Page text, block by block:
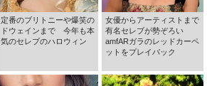
定番のブリトニーや爆笑の
ドウェインまで 今年も本
気のセレブのハロウィン
女優からアーティストまで
有名セレブが勢ぞろい
amfARガラのレッドカーペ
ットをプレイバック